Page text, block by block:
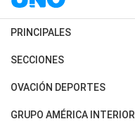
PRINCIPALES
Últimas Noticias
Política
SECCIONES
Horóscopo
Motores
OVACIÓN DEPORTES
Fútbol
GRUPO AMÉRICA INTERIOR